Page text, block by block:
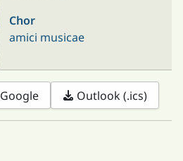
Chor
amici musicae
Google Outlook (.ics)